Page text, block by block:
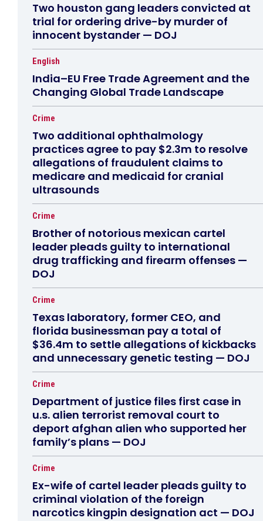
Two houston gang leaders convicted at
trial for ordering drive-by murder of
innocent bystander — DOJ
English
India–EU Free Trade Agreement and the
Changing Global Trade Landscape
Crime
Two additional ophthalmology
practices agree to pay $2.3m to resolve
allegations of fraudulent claims to
medicare and medicaid for cranial
ultrasounds
Crime
Brother of notorious mexican cartel
leader pleads guilty to international
drug trafficking and firearm offenses —
DOJ
Crime
Texas laboratory, former CEO, and
florida businessman pay a total of
$36.4m to settle allegations of kickbacks
and unnecessary genetic testing — DOJ
Crime
Department of justice files first case in
u.s. alien terrorist removal court to
deport afghan alien who supported her
family’s plans — DOJ
Crime
Ex-wife of cartel leader pleads guilty to
criminal violation of the foreign
narcotics kingpin designation act — DOJ